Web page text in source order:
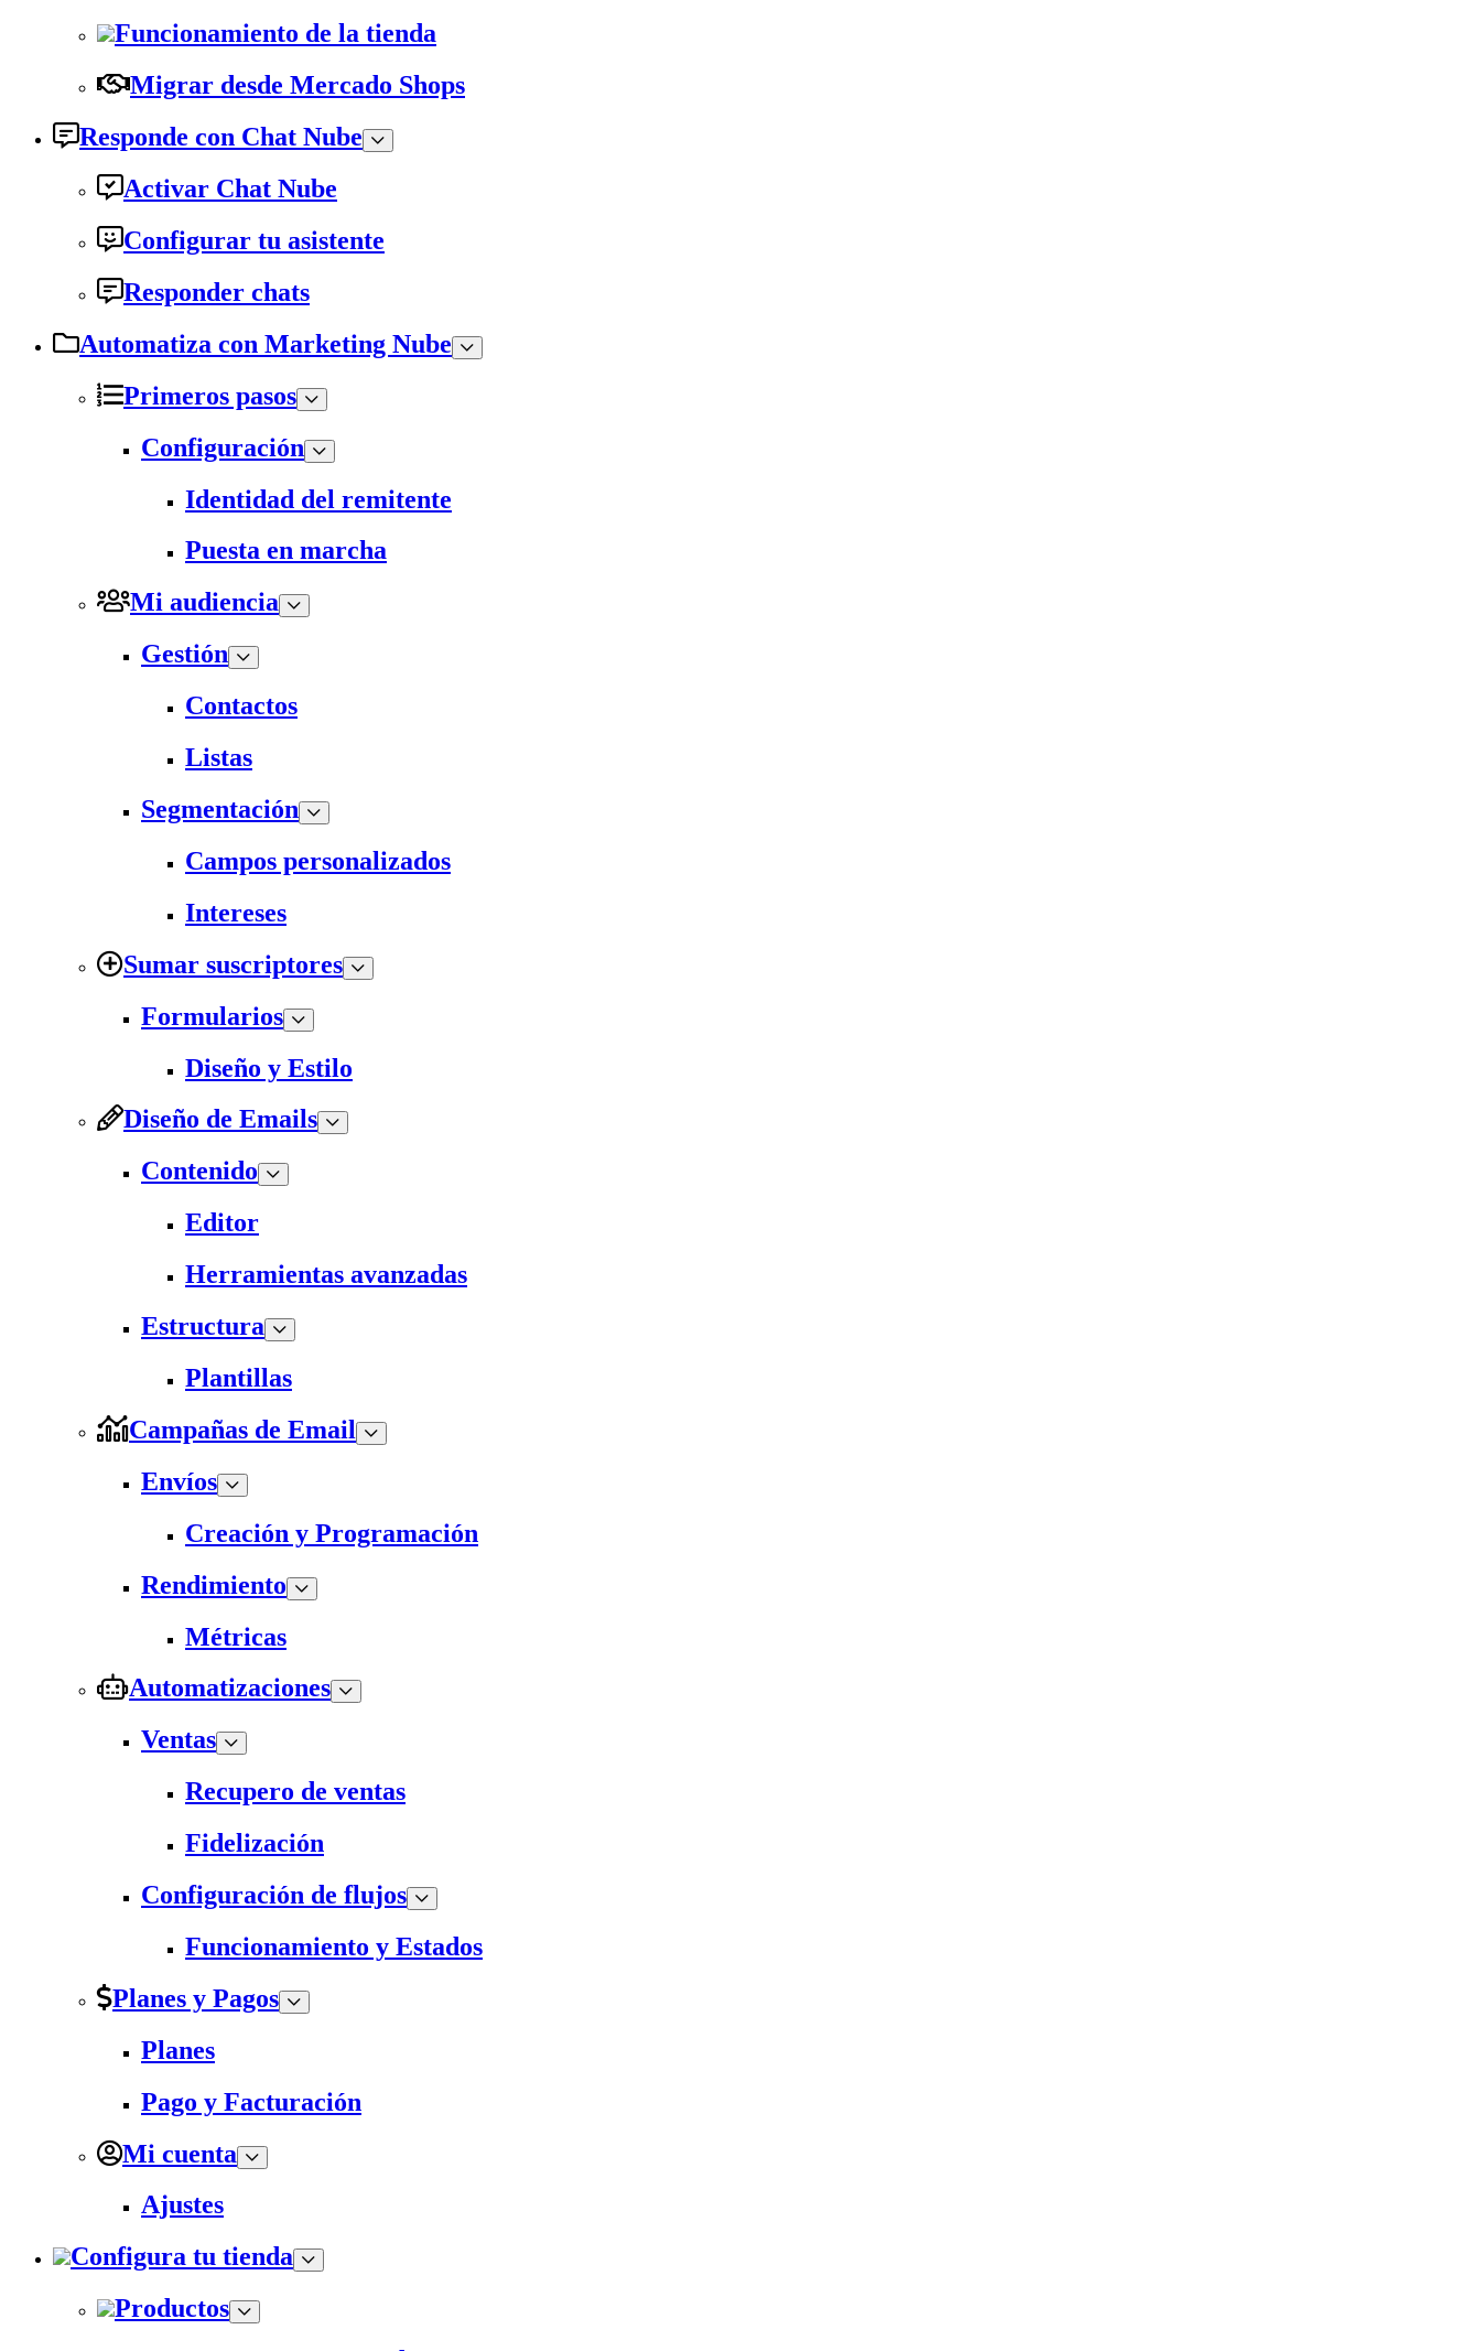
Funcionamiento de la tienda
Migrar desde Mercado Shops
Responde con Chat Nube
Activar Chat Nube
Configurar tu asistente
Responder chats
Automatiza con Marketing Nube
Primeros pasos
Configuración
Identidad del remitente
Puesta en marcha
Mi audiencia
Gestión
Contactos
Listas
Segmentación
Campos personalizados
Intereses
Sumar suscriptores
Formularios
Diseño y Estilo
Diseño de Emails
Contenido
Editor
Herramientas avanzadas
Estructura
Plantillas
Campañas de Email
Envíos
Creación y Programación
Rendimiento
Métricas
Automatizaciones
Ventas
Recupero de ventas
Fidelización
Configuración de flujos
Funcionamiento y Estados
Planes y Pagos
Planes
Pago y Facturación
Mi cuenta
Ajustes
Configura tu tienda
Productos